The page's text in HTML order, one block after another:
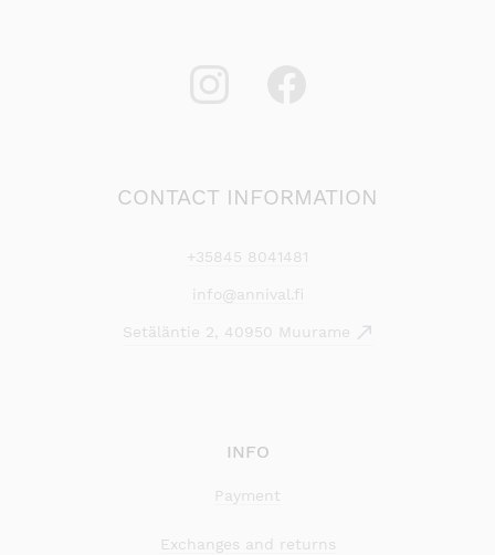
CONTACT INFORMATION
+35845 8041481
info@annival.fi
Setäläntie 2, 40950 Muurame
INFO
Payment
Exchanges and returns